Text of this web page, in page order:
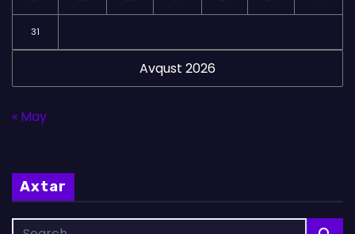
Avqust 2026
31
« May
Axtar